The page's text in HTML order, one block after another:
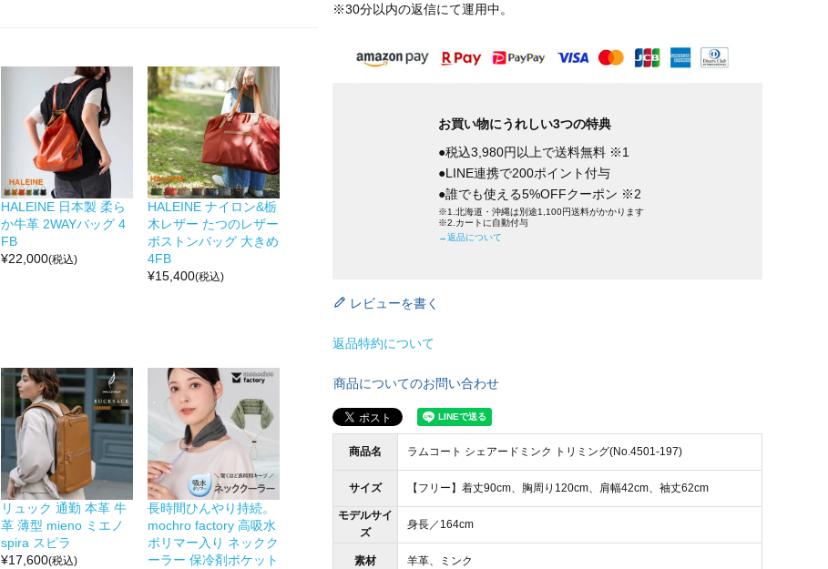
HALEINE 日本製 柔ら
か牛革 2WAYバッグ 4
FB
¥22,000(税込)
HALEINE ナイロン&栃
木レザー たつのレザー
ボストンバッグ 大きめ
4FB
¥15,400(税込)
リュック 通勤 本革 牛
革 薄型 mieno ミエノ
spira スピラ
¥17,600(税込)
長時間ひんやり持続。
mochro factory 高吸水
ポリマー入り ネックク
ーラー 保冷剤ポケット
※30分以内の返信にて運用中。
お買い物にうれしい3つの特典
●税込3,980円以上で送料無料 ※1
●LINE連携で200ポイント付与
●誰でも使える5%OFFクーポン ※2
※1.北海道・沖縄は別途1,100円送料がかかります
※2.カートに自動付与
→返品について
レビューを書く
返品特約について
商品についてのお問い合わせ
商品名 ラムコート シェアードミンク トリミング(No.4501-197)
サイズ 【フリー】着丈90cm、胸周り120cm、肩幅42cm、袖丈62cm
モデルサイ
ズ
身長／164cm
素材 羊革、ミンク